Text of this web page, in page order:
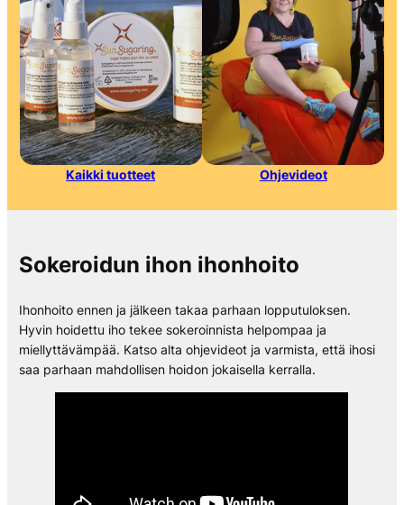
Kaikki tuotteet Ohjevideot
Sokeroidun ihon ihonhoito
Ihonhoito ennen ja jälkeen takaa parhaan lopputuloksen.
Hyvin hoidettu iho tekee sokeroinnista helpompaa ja
miellyttävämpää. Katso alta ohjevideot ja varmista, että ihosi
saa parhaan mahdollisen hoidon jokaisella kerralla.